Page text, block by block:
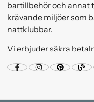
bartillbehör och annat
krävande miljöer som
nattklubbar.
Vi erbjuder säkra